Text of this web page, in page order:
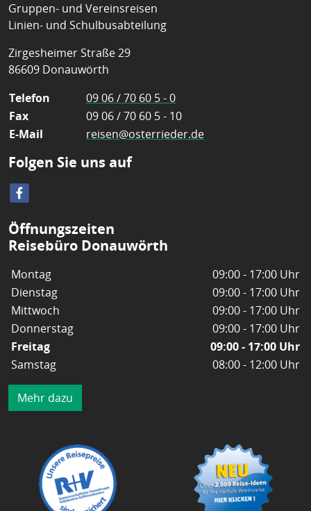
Gruppen- und Vereinsreisen
Linien- und Schulbusabteilung
Zirgesheimer Straße 29
86609 Donauwörth
Telefon
09 06 / 70 60 5 - 0
Fax
09 06 / 70 60 5 - 10
E-Mail
reisen@osterrieder.de
Folgen Sie uns auf
Öffnungszeiten
Reisebüro Donauwörth
Montag
09:00 - 17:00 Uhr
Dienstag
09:00 - 17:00 Uhr
Mittwoch
09:00 - 17:00 Uhr
Donnerstag
09:00 - 17:00 Uhr
Freitag
09:00 - 17:00 Uhr
Samstag
08:00 - 12:00 Uhr
Mehr dazu